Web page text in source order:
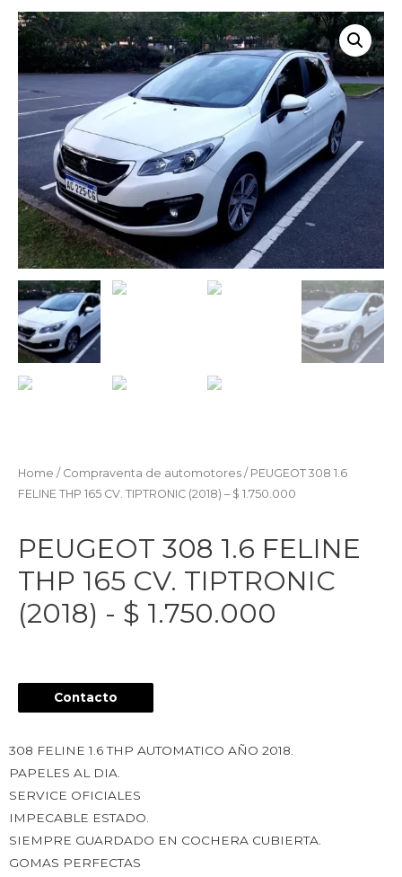
Home / Compraventa de automotores / PEUGEOT 308 1.6
FELINE THP 165 CV. TIPTRONIC (2018) – $ 1.750.000
PEUGEOT 308 1.6 FELINE
THP 165 CV. TIPTRONIC
(2018) - $ 1.750.000
Contacto
308 FELINE 1.6 THP AUTOMATICO AÑO 2018.
PAPELES AL DIA.
SERVICE OFICIALES
IMPECABLE ESTADO.
SIEMPRE GUARDADO EN COCHERA CUBIERTA.
GOMAS PERFECTAS